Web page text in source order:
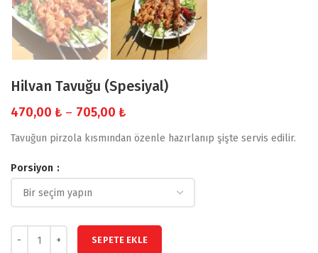
Hilvan Tavuğu (Spesiyal)
470,00 ₺ – 705,00 ₺Fiyat
470,00 ₺
Tavuğun pirzola kısmından özenle hazırlanıp şişte servis edilir.
Porsiyon
SEPETE EKLE